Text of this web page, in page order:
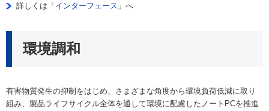
詳しくは「 インターフェース 」へ
環境調和
有害物質発生の抑制をはじめ、さまざまな角度から環境負荷低減に取り
組み、製品ライフサイクル全体を通して環境に配慮したノートPCを推進